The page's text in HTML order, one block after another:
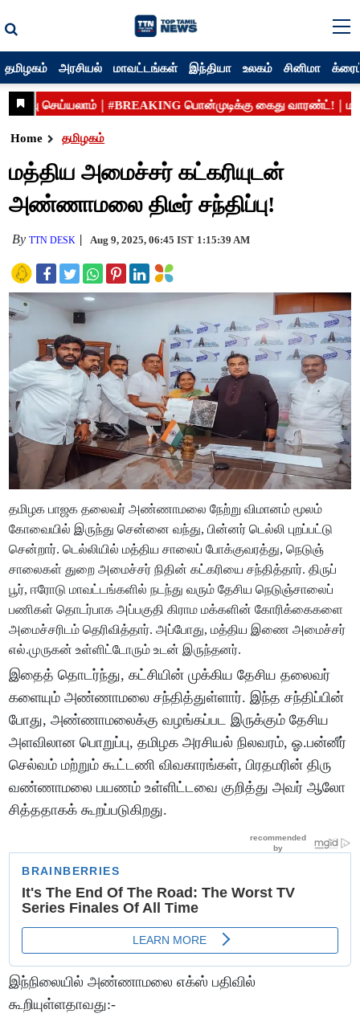
தமிழகம் அரசியல் மாவட்டங்கள் இந்தியா உலகம் சினிமா
Home தமிழகம்
மத்திய அமைச்சர் கட்கரியுடன்
அண்ணாமலை திடீர் சந்திப்பு!
ByTTN DESK Aug 9, 2025, 06:45 IST 1:15:39 AM
தமிழக பாஜக தலை​வர் அண்​ணா​மலை நேற்று விமானம் மூலம்
கோவை​யில் இருந்து சென்னை வந்​து, பின்​னர் டெல்லி புறப்​பட்டு
சென்​றார். டெல்​லி​யில் மத்​திய சாலைப் போக்​கு​வரத்​து, நெடுஞ்​
சாலைகள் துறை அமைச்​சர் நிதின் கட்​கரியை சந்தித்​தார். திருப்​
பூர், ஈரோடு மாவட்​டங்​களில் நடந்து வரும் தேசிய நெடுஞ்​சாலைப்
பணி​கள் தொடர்​பாக அப்​பகுதி கிராம மக்​களின் கோரிக்​கைகளை
அமைச்​சரிடம் தெரி​வித்​தார். அப்​போது, மத்​திய இணை அமைச்​சர்
எல்​.​முரு​கன் உள்​ளிட்​டோரும் உடன் இருந்​தனர்.
இதைத் தொடர்ந்​து, கட்​சி​யின் முக்​கிய தேசிய தலை​வர்​
களை​யும் அண்​ணா​மலை சந்​தித்​துள்​ளார். இந்த சந்​திப்​பின்​
போது, அண்ணா​மலைக்கு வழங்​கப்பட இருக்​கும் தேசிய
அளவி​லான பொறுப்​பு, தமிழக அரசி​யல் நில​வரம், ஓ.பன்​னீர்​
செல்​வம் மற்​றும் கூட்​டணி விவ​காரங்​கள், பிரதமரின் திரு​
வண்​ணா​மலை பயணம் உள்​ளிட்​டவை குறித்து அவர் ஆலோ​
சித்​த​தாகக் கூறப்​படுகிறது.
இந்நிலையில் அண்ணாமலை எக்ஸ் பதிவில்
கூறியுள்ளதாவது:-